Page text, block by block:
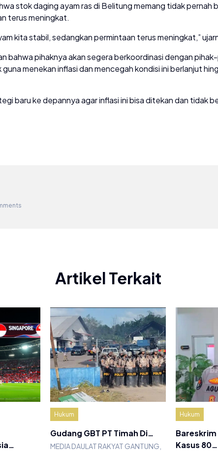
stok daging ayam ras di Belitung memang tidak pernah
terus meningkat.
kita stabil, sedangkan permintaan terus meningkat,”
bahwa pihaknya akan segera berkoordinasi dengan
menekan inflasi dan mencegah kondisi ini berlanjut
baru ke depannya agar inflasi ini bisa ditekan dan tidak
Artikel Terkait
Hukum
Gudang GBT PT Timah Di…
MEDIA DAULAT RAKYAT GANTUNG,
Hukum
Bareskrim
Kasus 80…